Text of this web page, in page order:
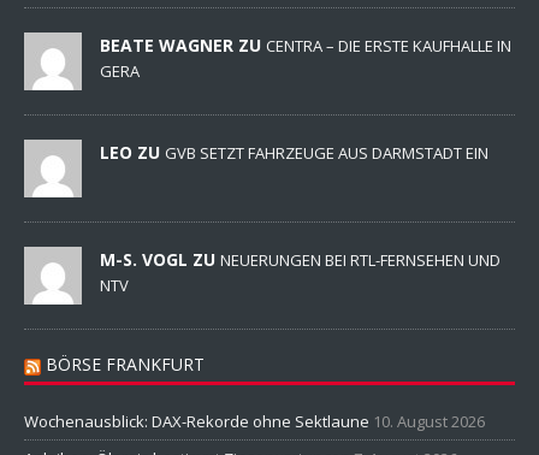
BEATE WAGNER ZU CENTRA – DIE ERSTE KAUFHALLE IN
GERA
LEO ZU GVB SETZT FAHRZEUGE AUS DARMSTADT EIN
M-S. VOGL ZU NEUERUNGEN BEI RTL-FERNSEHEN UND
NTV
BÖRSE FRANKFURT
Wochenausblick: DAX-Rekorde ohne Sektlaune 10. August 2026